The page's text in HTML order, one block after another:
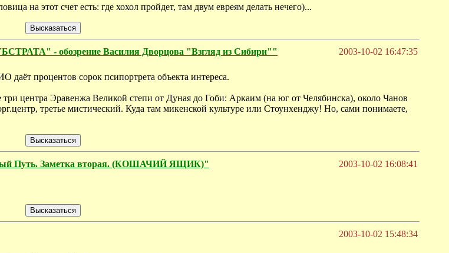
на этот счет есть: где хохол пройдет, там двум евреям делать нечего)...
- обозрение Василия Дворцова "Взгляд из Сибири""
2003-10-02 16:47:35
процентов сорок псипортрета объекта интереса.
центра Эравенжа Великой степи от Дуная до Гоби: Аркаим (на юг от Челябинска), около Чанов
третье мистический. Куда там микенской культуре или Стоунхенджу! Но, сами понимаете,
Путь. Заметка вторая. (КОШАЧИЙ ЯЩИК)"
2003-10-02 16:08:41
2003-10-02 15:48:34